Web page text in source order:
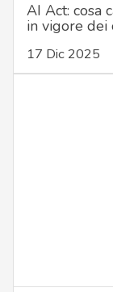
AI Act: cosa
in vigore
17 Dic 2025